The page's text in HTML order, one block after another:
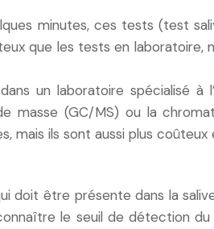
minutes, ces tests (test
que les tests en laboratoire,
un laboratoire spécialisé à
masse (GC/MS) ou la
ils sont aussi plus coûteux
doit être présente dans la
le seuil de détection